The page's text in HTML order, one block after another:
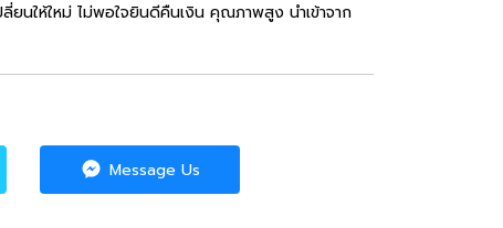
ยนให้ใหม่ ไม่พอใจยินดีคืนเงิน คุณภาพสูง นำเข้าจาก
Message Us